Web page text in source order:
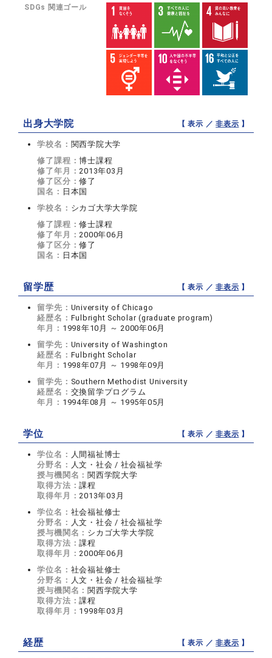
SDGs 関連ゴール
出身大学院 【 表示 ／非表示 】
学校名： 関西学院大学
修了課程：博士課程
修了年月：2013年03月
修了区分：修了
国名： 日本国
学校名： シカゴ大学大学院
修了課程：修士課程
修了年月：2000年06月
修了区分：修了
国名： 日本国
留学歴 【 表示 ／非表示 】
留学先： University of Chicago
経歴名： Fulbright Scholar (graduate program)
年月： 1998年10月 ～ 2000年06月
留学先： University of Washington
経歴名： Fulbright Scholar
年月： 1998年07月 ～ 1998年09月
留学先： Southern Methodist University
経歴名： 交換留学プログラム
年月： 1994年08月 ～ 1995年05月
学位 【 表示 ／非表示 】
学位名： 人間福祉博士
分野名： 人文・社会 / 社会福祉学
授与機関名： 関西学院大学
取得方法：課程
取得年月：2013年03月
学位名： 社会福祉修士
分野名： 人文・社会 / 社会福祉学
授与機関名： シカゴ大学大学院
取得方法：課程
取得年月：2000年06月
学位名： 社会福祉修士
分野名： 人文・社会 / 社会福祉学
授与機関名： 関西学院大学
取得方法：課程
取得年月： 1998年03月
経歴 【 表示 ／非表示 】